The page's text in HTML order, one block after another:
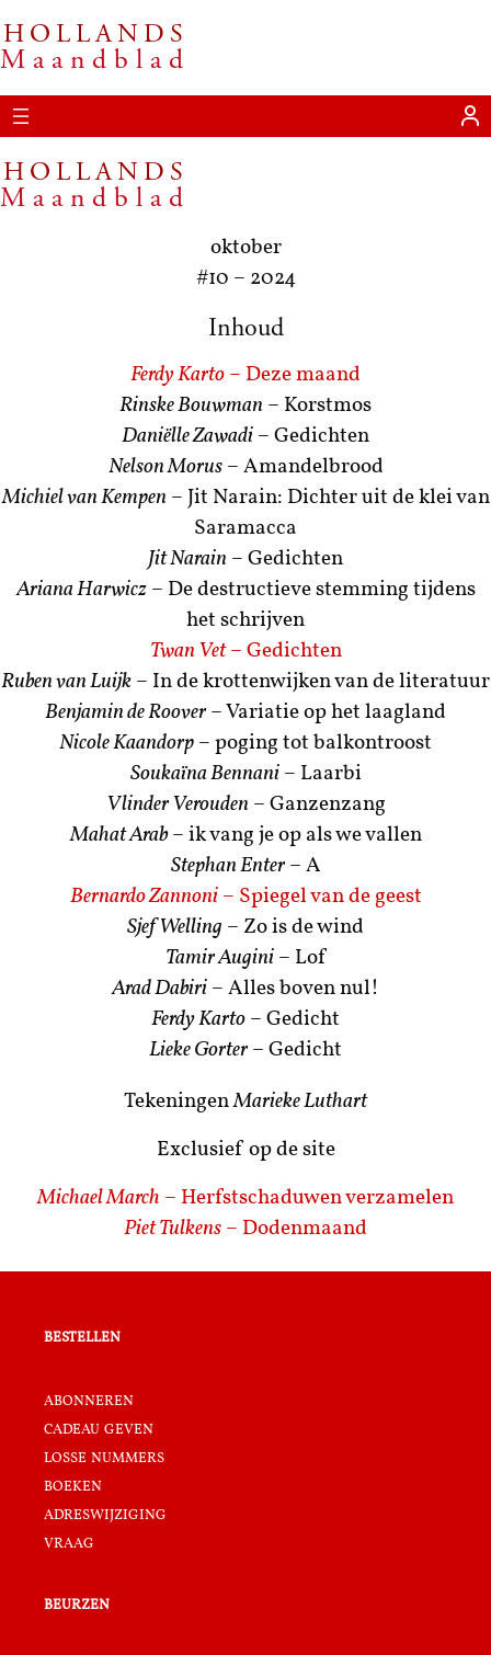
Ga
naar
de
inhoud
HOLLANDS
Maandblad
HOLLANDS
Maandblad
oktober
#10 – 2024
Inhoud
Ferdy Karto – Deze maand
Rinske Bouwman – Korstmos
Daniëlle Zawadi – Gedichten
Nelson Morus– Amandelbrood
Michiel van Kempen– Jit Narain: Dichter uit de klei van
Saramacca
Jit Narain – Gedichten
Ariana Harwicz– De destructieve stemming tijdens
het schrijven
Twan Vet– Gedichten
Ruben van Luijk – In de krottenwijken van de literatuur
Benjamin de Roover– Variatie op het laagland
Nicole Kaandorp – poging tot balkontroost
Soukaïna Bennani – Laarbi
Vlinder Verouden– Ganzenzang
Mahat Arab– ik vang je op als we vallen
Stephan Enter– A
Bernardo Zannoni – Spiegel van de geest
Sjef Welling – Zo is de wind
Tamir Augini – Lof
Arad Dabiri – Alles boven nul!
Ferdy Karto – Gedicht
Lieke Gorter– Gedicht
TekeningenMarieke Luthart
Exclusief op de site
Michael March – Herfstschaduwen verzamelen
Piet Tulkens – Dodenmaand
bestellen
abonneren
cadeau geven
losse nummers
boeken
adreswijziging
vraag
beurzen